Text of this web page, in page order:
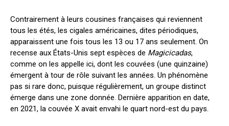
Contrairement à leurs cousines françaises qui reviennent
tous les étés, les cigales américaines, dites périodiques,
apparaissent une fois tous les 13 ou 17 ans seulement. On
recense aux États-Unis sept espèces de Magicicadas,
comme on les appelle ici, dont les couvées (une quinzaine)
émergent à tour de rôle suivant les années. Un phénomène
pas si rare donc, puisque régulièrement, un groupe distinct
émerge dans une zone donnée. Dernière apparition en date,
en 2021, la couvée X avait envahi le quart nord-est du pays.